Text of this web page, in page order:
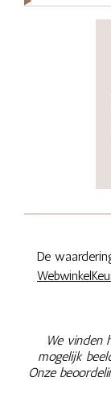
De
We vinden
mogelijk
Onze